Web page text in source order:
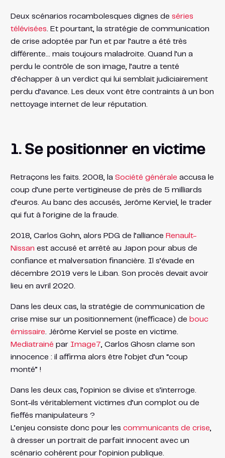
Deux scénarios rocambolesques dignes de séries
télévisées . Et pourtant, la stratégie de communication
de crise adoptée par l’un et par l’autre a été très
différente… mais toujours maladroite. Quand l’un a
perdu le contrôle de son image, l’autre a tenté
d’échapper à un verdict qui lui semblait judiciairement
perdu d’avance. Les deux vont être contraints à un bon
nettoyage internet de leur réputation.
1. Se positionner en victime
Retraçons les faits. 2008, la Société générale accusa le
coup d’une perte vertigineuse de près de 5 milliards
d’euros. Au banc des accusés, Jerôme Kerviel, le trader
qui fut à l’origine de la fraude.
2018, Carlos Gohn, alors PDG de l’alliance Renault-
Nissan est accusé et arrêté au Japon pour abus de
confiance et malversation financière. Il s’évade en
décembre 2019 vers le Liban. Son procès devait avoir
lieu en avril 2020.
Dans les deux cas, la stratégie de communication de
crise mise sur un positionnement (inefficace) de bouc
émissaire . Jérôme Kerviel se poste en victime.
Mediatrainé par Image7 , Carlos Ghosn clame son
innocence : il affirma alors être l’objet d’un “coup
monté” !
Dans les deux cas, l’opinion se divise et s’interroge.
Sont-ils véritablement victimes d’un complot ou de
fieffés manipulateurs ?
L’enjeu consiste donc pour les communicants de crise
à dresser un portrait de parfait innocent avec un
scénario cohérent pour l’opinion publique.